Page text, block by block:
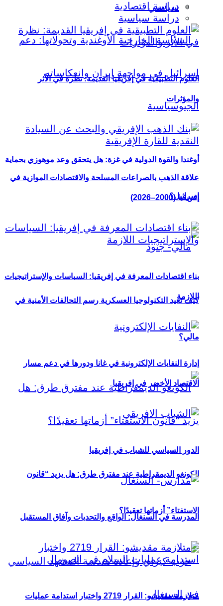
سياسي
أوغندا والقوة الدولية في غزة: هل يتحقق وعد موهوزي بحماية
إسرائيل؟
كيف تعيد التكنولوجيا العسكرية رسم التحالفات الأمنية في
مالي؟
الكونغو الديمقراطية عند مفترق طرق: هل يزيد “قانون
الاستفتاء” أزماتها تعقيدًا؟
دراسة اقتصادية
دراسة سياسية
العلوم التطبيقية في إفريقيا القديمة: نظرة في الأثر
والمؤثرات
علاقة الذهب بالصراعات المسلحة والاقتصادات الموازية في
إفريقيا (2000–2026)
بناء اقتصادات المعرفة في إفريقيا: السياسات والإستراتيجيات
اللازمة
إدارة النفايات الإلكترونية في غانا ودورها في دعم مسار
الاقتصاد الأخضر في إفريقيا
الدور السياسي للشباب في إفريقيا
المدرسة في السنغال: الواقع والتحديات وآفاق المستقبل
متلازمة مقديشو: القرار 2719 واختبار استدامة عمليات